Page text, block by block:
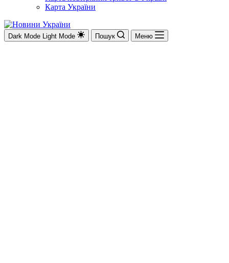
Карта України
Dark Mode Light Mode Пошук Меню